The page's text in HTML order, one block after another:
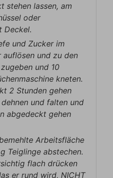
stehen lassen, am
oder
Deckel.
und Zucker im
auflösen und zu den
und 10
kneten.
2 Stunden gehen
und falten und
abgedeckt gehen
Arbeitsfläche
Teiglinge abstechen.
flach drücken
er rund wird, NICHT